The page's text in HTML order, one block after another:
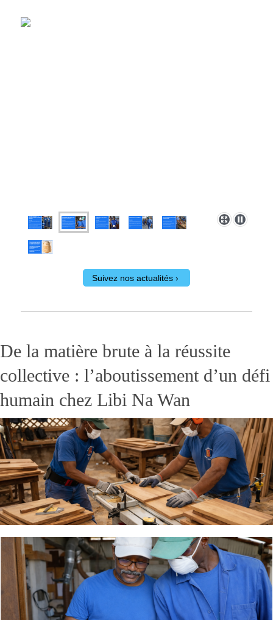
Suivez nos actualités
De la matière brute à la réussite
collective : l’aboutissement d’un défi
humain chez Libi Na Wan